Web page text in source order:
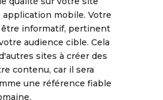
mobile. Votre
informatif, pertinent
audience cible. Cela
sites à créer des
contenu, car il sera
une référence fiable